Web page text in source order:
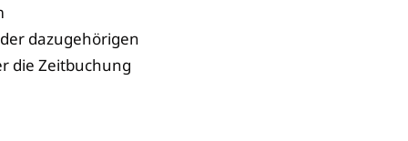
dazugehörigen
die Zeitbuchung